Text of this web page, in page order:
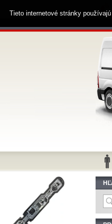
Tieto internetové stránky